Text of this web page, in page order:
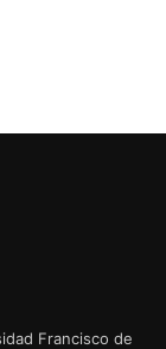
Francisco de